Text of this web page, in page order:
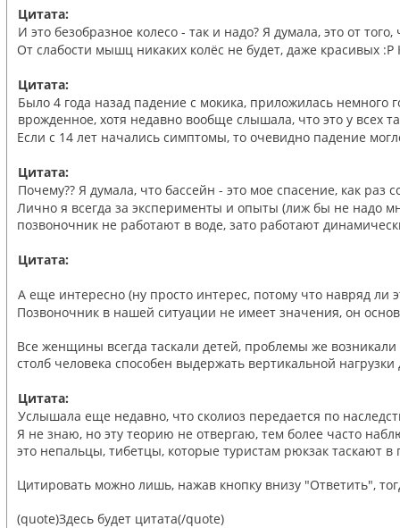
Цитата:
И это безобразное колесо - так и надо? Я думала, это от
От слабости мышц никаких колёс не будет, даже красивых
Цитата:
Было 4 года назад падение с мокика, приложилась немного
врожденное, хотя недавно вообще слышала, что это у всех
Если с 14 лет начались симптомы, то очевидно падение
Цитата:
Почему?? Я думала, что бассейн - это мое спасение, как раз
Лично я всегда за эксперименты и опыты (лиж бы не надо
позвоночник не работают в воде, зато работают
Цитата:
А еще интересно (ну просто интерес, потому что навряд ли
Позвоночник в нашей ситуации не имеет значения, он
Все женщины всегда таскали детей, проблемы же
столб человека способен выдержать вертикальной
Цитата:
Услышала еще недавно, что сколиоз передается по
Я не знаю, но эту теорию не отвергаю, тем более часто
это непальцы, тибетцы, которые туристам рюкзак таскают
Цитировать можно лишь, нажав кнопку внизу "Ответить",
(quote)Здесь будет цитата(/quote)